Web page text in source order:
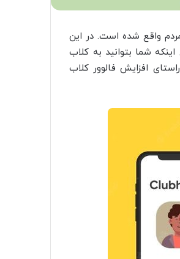
واقع شده است. در این
شما بتوانید به کلاب
افزایش فالوور کلاب